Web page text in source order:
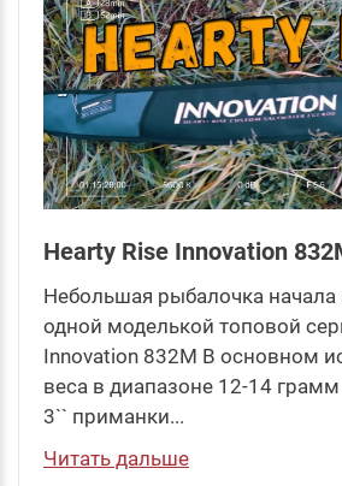
Hearty Rise Innovation
Небольшая рыбалочка начала
одной моделькой топовой
Innovation 832M В основном
веса в диапазоне 12-14
3`` приманки...
Читать дальше